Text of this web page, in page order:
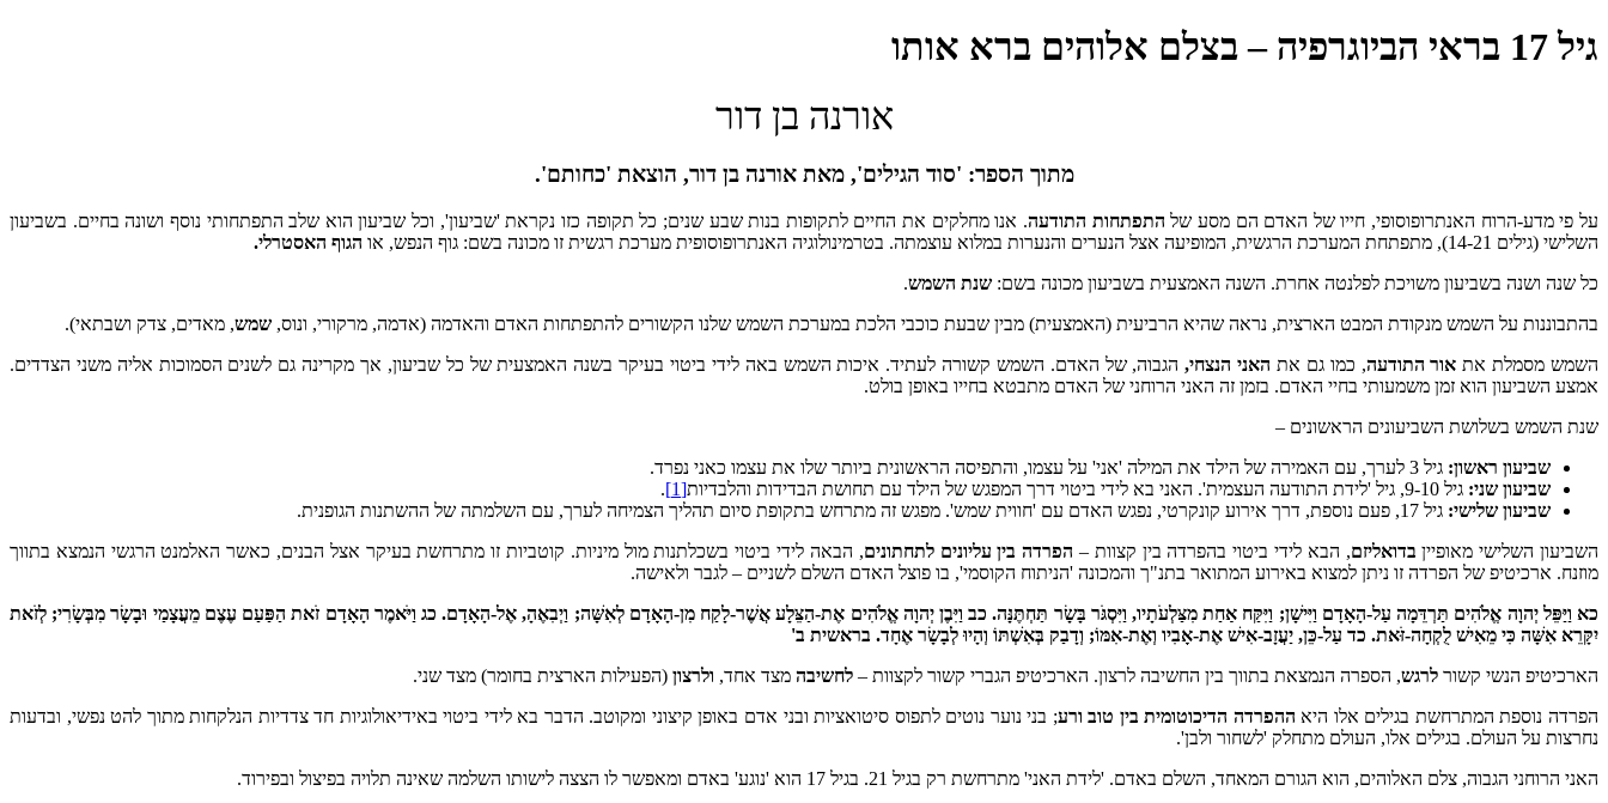
גיל 17 בראי הביוגרפיה – בצלם אלוהים ברא אותו
אורנה בן דור
מתוך הספר: 'סוד הגילים', מאת אורנה בן דור, הוצאת 'כחותם'.
על פי מדע-הרוח האנתרופוסופי, חייו של האדם הם מסע של התפתחות התודעה. אנו מחלקים את החיים לתקופות בנות שבע שנים; כל תקופה כזו נקראת 'שביעון', וכל שביעון הוא שלב התפתחותי נוסף ושונה בחיים. בשביעון
השלישי (גילים 14-21), מתפתחת המערכת הרגשית, המופיעה אצל הנערים והנערות במלוא עוצמתה. בטרמינולוגיה האנתרופוסופית מערכת רגשית זו מכונה בשם: גוף הנפש, או
הגוף האסטרלי.
כל שנה ושנה בשביעון משויכת לפלנטה אחרת. השנה האמצעית בשביעון מכונה בשם: שנת השמש.
בהתבוננות על השמש מנקודת המבט הארצית, נראה שהיא הרביעית (האמצעית) מבין שבעת כוכבי הלכת במערכת השמש שלנו הקשורים להתפתחות האדם והאדמה (אדמה, מרקורי, ונוס, שמש, מאדים, צדק ושבתאי).
השמש מסמלת את אור התודעה, כמו גם את האני הנצחי,הגבוה, של האדם. השמש קשורה לעתיד. איכות השמש באה לידי ביטוי בעיקר בשנה האמצעית של כל שביעון, אך מקרינה גם לשנים הסמוכות אליה משני הצדדים.
אמצע השביעון הוא זמן משמעותי בחיי האדם. בזמן זה האני הרוחני של האדם מתבטא בחייו באופן בולט.
שנת השמש בשלושת השביעונים הראשונים –
שביעון ראשון: גיל 3 לערך, עם האמירה של הילד את המילה 'אני' על עצמו, והתפיסה הראשונית ביותר שלו את עצמו כאני נפרד.
שביעון שני: גיל 9-10, גיל 'לידת התודעה העצמית'. האני בא לידי ביטוי דרך המפגש של הילד עם תחושת הבדידות והלבדיות [1]
.
שביעון שלישי: גיל 17, פעם נוספת, דרך אירוע קונקרטי, נפגש האדם עם 'חווית שמש'. מפגש זה מתרחש בתקופת סיום תהליך הצמיחה לערך, עם השלמתה של ההשתנות הגופנית.
השביעון השלישי מאופיין בדואליזם, הבא לידי ביטוי בהפרדה בין קצוות – הפרדה בין עליונים לתחתונים, הבאה לידי ביטוי בשכלתנות מול מיניות. קוטביות זו מתרחשת בעיקר אצל הבנים, כאשר האלמנט הרגשי הנמצא בתווך
מוזנח. ארכיטיפ של הפרדה זו ניתן למצוא באירוע המתואר בתנ"ך והמכונה 'הניתוח הקוסמי', בו פוצל האדם השלם לשניים – לגבר ולאישה.
כא וַיַּפֵּל יְהוָה אֱלֹהִים תַּרְדֵּמָה עַל-הָאָדָם וַיִּישָׁן; וַיִּקַּח אַחַת מִצַּלְעֹתָיו, וַיִּסְגֹּר בָּשָׂר תַּחְתֶּנָּה. כב וַיִּבֶן יְהוָה אֱלֹהִים אֶת-הַצֵּלָע אֲשֶׁר-לָקַח מִן-הָאָדָם לְאִשָּׁה; וַיְבִאֶהָ, אֶל-הָאָדָם. כג וַיֹּאמֶר הָאָדָם זֹאת הַפַּעַם עֶצֶם מֵעֲצָמַי וּבָשָׂר מִבְּשָׂרִי; לְזֹאת
יִקָּרֵא אִשָּׁה כִּי מֵאִישׁ לֻקְחָה-זֹּאת. כד עַל-כֵּן, יַעֲזָב-אִישׁ אֶת-אָבִיו וְאֶת-אִמּוֹ; וְדָבַק בְּאִשְׁתּוֹ וְהָיוּ לְבָשָׂר אֶחָד. בראשית ב'
הארכיטיפ הנשי קשור לרגש, הספרה הנמצאת בתווך בין החשיבה לרצון. הארכיטיפ הגברי קשור לקצוות – לחשיבה מצד אחד, ולרצון (הפעילות הארצית בחומר) מצד שני.
הפרדה נוספת המתרחשת בגילים אלו היא ההפרדה הדיכוטומית בין טוב ורע; בני נוער נוטים לתפוס סיטואציות ובני אדם באופן קיצוני ומקוטב. הדבר בא לידי ביטוי באידיאולוגיות חד צדדיות הנלקחות מתוך להט נפשי, ובדעות
נחרצות על העולם. בגילים אלו, העולם מתחלק 'לשחור ולבן'.
האני הרוחני הגבוה, צלם האלוהים, הוא הגורם המאחד, השלם באדם. 'לידת האני' מתרחשת רק בגיל 21. בגיל 17 הוא 'נוגע' באדם ומאפשר לו הצצה לישותו השלמה שאינה תלויה בפיצול ובפירוד.